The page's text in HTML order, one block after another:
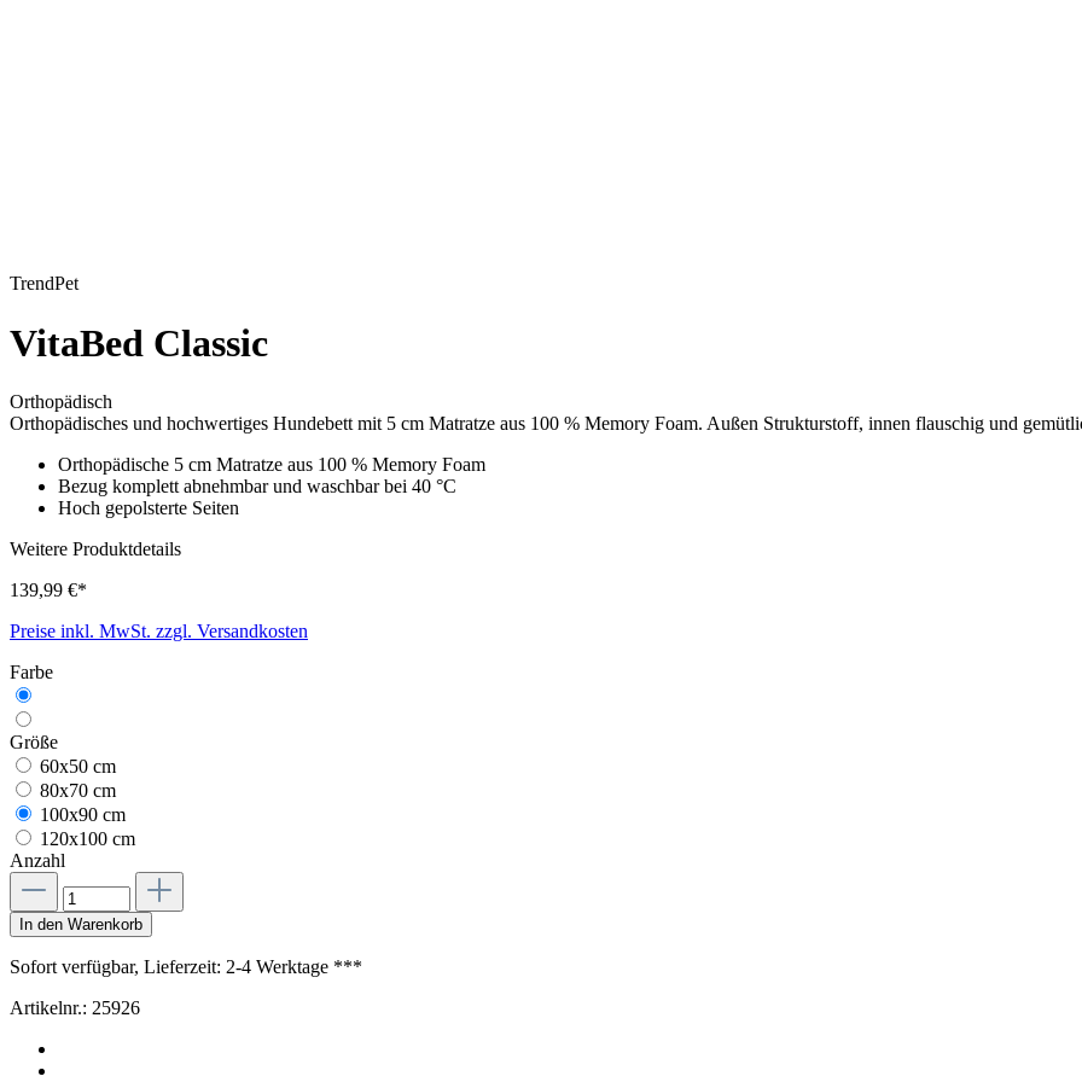
TrendPet
VitaBed Classic
Orthopädisch
Orthopädisches und hochwertiges Hundebett mit 5 cm Matratze aus 100 % Memory Foam. Außen Strukturstoff, innen flauschig und
Orthopädische 5 cm Matratze aus 100 % Memory Foam
Bezug komplett abnehmbar und waschbar bei 40 °C
Hoch gepolsterte Seiten
Weitere Produktdetails
139,99 €*
Preise inkl. MwSt. zzgl. Versandkosten
Farbe
Größe
60x50 cm
80x70 cm
100x90 cm
120x100 cm
Anzahl
In den Warenkorb
Sofort verfügbar, Lieferzeit: 2-4 Werktage ***
Artikelnr.: 25926